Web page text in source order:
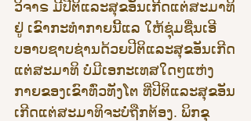
ວິຈາຣ ມີປີຕິແລະສຸຂອັນເກີດແຕ່ສະມາທິ
ຢູ່ ເຂົາກະທຳກາຍນີ້ແລ ໃຫ້ຊຸ່ມຊື່ນເອີ
ບອາບຊາບຊ່ານດ້ວຍປີຕິແລະສຸຂອັນເກີດ
ແຕ່ສະມາທິ ບໍ່ມີເອກະເທສໃດໆແຫ່ງ
ກາຍຂອງເຂົາທົ່ວທັງໂຕ ທີ່ປີຕິແລະສຸຂອັນ
ເກີດແຕ່ສະມາທິຈະບໍ່ຖືກຕ້ອງ. ພິກຂຸ